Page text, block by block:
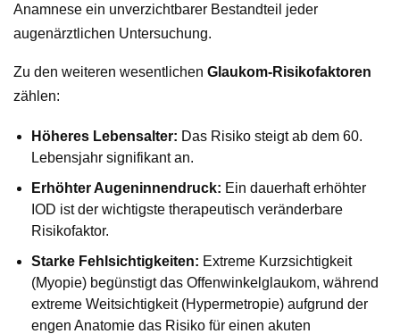
Anamnese ein unverzichtbarer Bestandteil jeder
augenärztlichen Untersuchung.
Zu den weiteren wesentlichen Glaukom-Risikofaktoren
zählen:
Höheres Lebensalter: Das Risiko steigt ab dem 60.
Lebensjahr signifikant an.
Erhöhter Augeninnendruck: Ein dauerhaft erhöhter
IOD ist der wichtigste therapeutisch veränderbare
Risikofaktor.
Starke Fehlsichtigkeiten: Extreme Kurzsichtigkeit
(Myopie) begünstigt das Offenwinkelglaukom, während
extreme Weitsichtigkeit (Hypermetropie) aufgrund der
engen Anatomie das Risiko für einen akuten